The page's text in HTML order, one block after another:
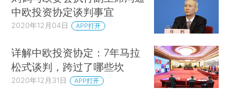
中欧投资协定谈判事宜
2020年12月04日 APP打开
详解中欧投资协定：7年马拉
松式谈判，跨过了哪些坎
2020年12月31日 APP打开